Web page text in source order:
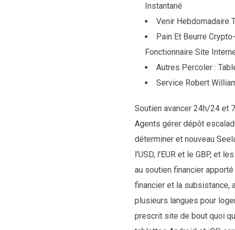
Instantané
Venir Hebdomadaire
Pain Et Beurre
Fonctionnaire Site
Autres Percoler :
Service Robert
Soutien avancer 24h/24 et
Agents gérer dépôt
déterminer et nouveau
l’USD, l’EUR et le GBP, et
au soutien financier
financier et la subsistance,
plusieurs langues pour
prescrit site de bout quoi